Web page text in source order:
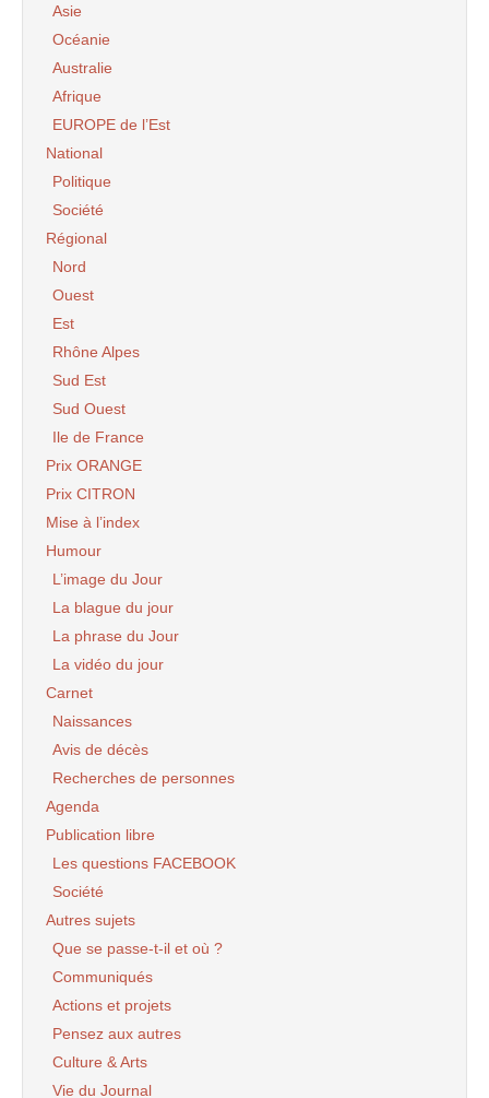
Asie
Océanie
Australie
Afrique
EUROPE de l’Est
National
Politique
Société
Régional
Nord
Ouest
Est
Rhône Alpes
Sud Est
Sud Ouest
Ile de France
Prix ORANGE
Prix CITRON
Mise à l’index
Humour
L’image du Jour
La blague du jour
La phrase du Jour
La vidéo du jour
Carnet
Naissances
Avis de décès
Recherches de personnes
Agenda
Publication libre
Les questions FACEBOOK
Société
Autres sujets
Que se passe-t-il et où ?
Communiqués
Actions et projets
Pensez aux autres
Culture & Arts
Vie du Journal